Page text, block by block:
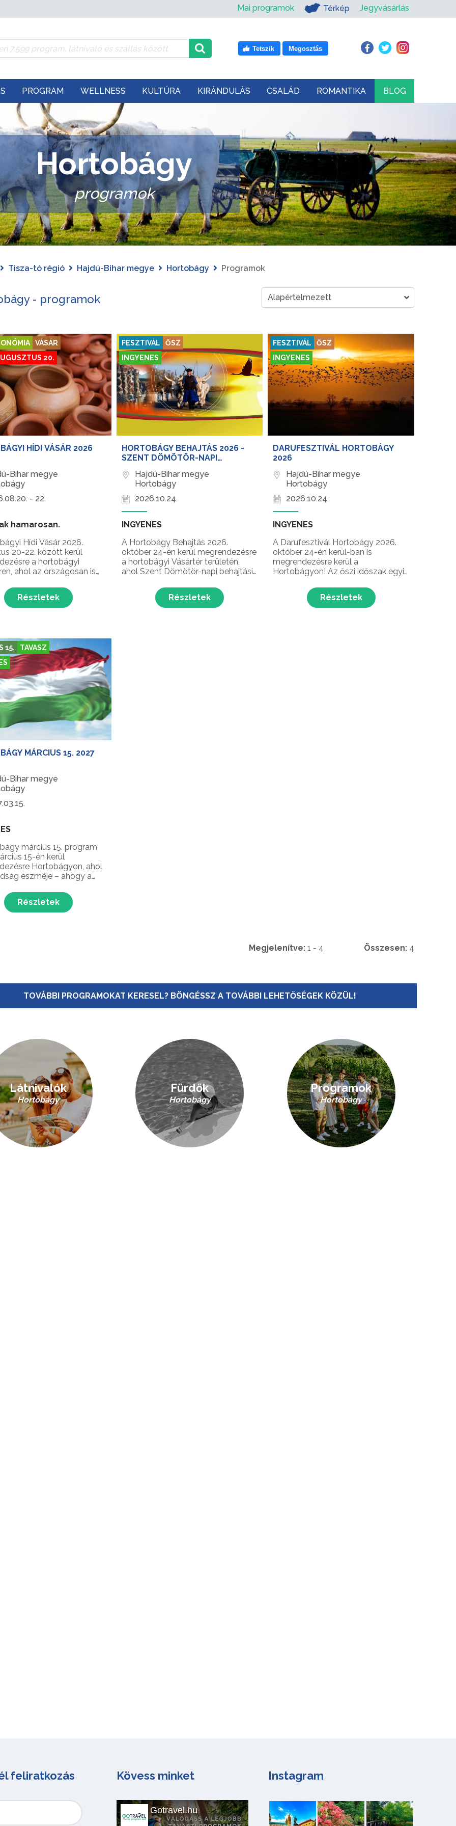
Mai programok Térkép Jegyvásárlás
Tetszik Megosztás
PROGRAM WELLNESS KULTÚRA KIRÁNDULÁS CSALÁD ROMANTIKA BLOG
Hortobágy
programok
Tisza-tó régió Hajdú-Bihar megye Hortobágy Programok
- programok
VÁSÁR
20.
HÍDI VÁSÁR 2026
Bihar megye
- 22.
hamarosan.
Hídi Vásár 2026.
20-22. között kerül
a hortobágyi
ahol az országosan is
és kirakodó vásár
az államalapítás
István király ünnepén!
Részletek
FESZTIVÁL
ŐSZ
INGYENES
HORTOBÁGY BEHAJTÁS 2026 -
SZENT DÖMÖTÖR-NAPI
Hajdú-Bihar megye
Hortobágy
2026.10.24.
INGYENES
A Hortobágy Behajtás 2026.
október 24-én kerül megrendezésre
a hortobágyi Vásártér területén,
ahol Szent Dömötör-napi behajtási
darufesztivál és még sok
meglepetés várja a látogatókat a
természet őszi ünnepén a
Részletek
FESZTIVÁL
ŐSZ
INGYENES
DARUFESZTIVÁL HORTOBÁGY
2026
Hajdú-Bihar megye
Hortobágy
2026.10.24.
INGYENES
A Darufesztivál Hortobágy 2026.
október 24-én kerül-ban is
megrendezésre kerül a
Hortobágyon! Az őszi időszak egyik
eseménye a daruvonulás, amelynek
során több ezer daru gyűlik össze a
Hortobágyon, mielőtt tovább
Részletek
15.
TAVASZ
MÁRCIUS 15. 2027
Bihar megye
március 15. program
15-én kerül
Hortobágyon, ahol
eszméje – ahogy a
szerint való jussa van a
éppen úgy, mint a
vízhez, a madárnak a
Részletek
Megjelenítve: 1 - 4 Összesen: 4
TOVÁBBI PROGRAMOKAT KERESEL? BÖNGÉSSZ A TOVÁBBI LEHETŐSÉGEK KÖZÜL!
Látnivalók
Hortobágy
Fürdők
Hortobágy
Programok
Hortobágy
feliratkozás Kövess minket
Gotravel.hu
Instagram